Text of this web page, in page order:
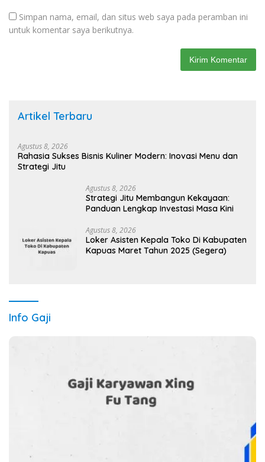
Simpan nama, email, dan situs web saya pada peramban ini
untuk komentar saya berikutnya.
Artikel Terbaru
Agustus 8, 2026
Rahasia Sukses Bisnis Kuliner Modern: Inovasi Menu dan
Strategi Jitu
Agustus 8, 2026
Strategi Jitu Membangun Kekayaan:
Panduan Lengkap Investasi Masa Kini
Agustus 8, 2026
Loker Asisten Kepala Toko Di Kabupaten
Kapuas Maret Tahun 2025 (Segera)
Info Gaji